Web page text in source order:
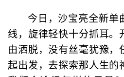
今日，沙宝亮全新单
线，旋律轻快十分抓耳
由洒脱，没有丝毫犹豫
起出发，去探索那人生的